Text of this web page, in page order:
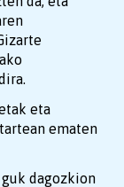
eta
ematen
dagozkion